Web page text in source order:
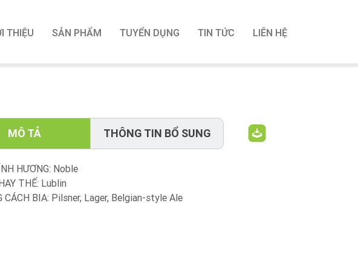
THIỆU SẢN PHẨM TUYỂN DỤNG TIN TỨC LIÊN HỆ
MÔ TẢ THÔNG TIN BỔ SUNG
HƯƠNG: Noble
THẾ: Lublin
CÁCH BIA: Pilsner, Lager, Belgian-style Ale